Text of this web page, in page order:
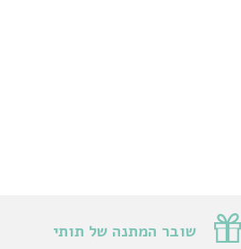
שובר המתנה של תותי